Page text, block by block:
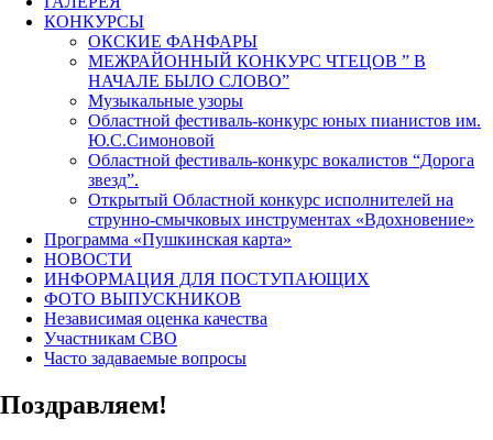
КОНКУРСЫ
ОКСКИЕ ФАНФАРЫ
МЕЖРАЙОННЫЙ КОНКУРС ЧТЕЦОВ ” В
НАЧАЛЕ БЫЛО СЛОВО”
Музыкальные узоры
Областной фестиваль-конкурс юных пианистов им.
Ю.С.Симоновой
Областной фестиваль-конкурс вокалистов “Дорога
звезд”.
Открытый Областной конкурс исполнителей на
струнно-смычковых инструментах «Вдохновение»
Программа «Пушкинская карта»
НОВОСТИ
ИНФОРМАЦИЯ ДЛЯ ПОСТУПАЮЩИХ
ФОТО ВЫПУСКНИКОВ
Независимая оценка качества
Участникам СВО
Часто задаваемые вопросы
Поздравляем!